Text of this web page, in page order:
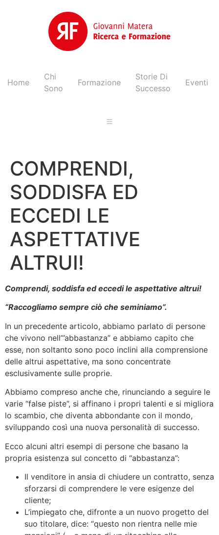
Home
Chi
Sono
Formazione
Storie Di
Successo
Eventi
COMPRENDI,
SODDISFA ED
ECCEDI LE
ASPETTATIVE
ALTRUI!
Comprendi, soddisfa ed eccedi le aspettative altrui!
“Raccogliamo sempre ciò che seminiamo”.
In un precedente articolo, abbiamo parlato di persone
che vivono nell’”abbastanza” e abbiamo capito che
esse, non soltanto sono poco inclini alla comprensione
delle altrui aspettative, ma sono concentrate
esclusivamente sulle proprie.
Abbiamo compreso anche che, rinunciando a seguire le
varie “false piste”, si affinano i propri talenti e si migliora
lo scambio, che diventa abbondante con il mondo,
sviluppando così una nuova personalità di successo.
Ecco alcuni altri esempi di persone che basano la
propria esistenza sul concetto di “abbastanza”:
Il venditore in ansia di chiudere un contratto, senza
sforzarsi di comprendere le vere esigenze del
cliente;
L’impiegato che, difronte a un nuovo progetto del
suo titolare, dice: “questo non rientra nelle mie